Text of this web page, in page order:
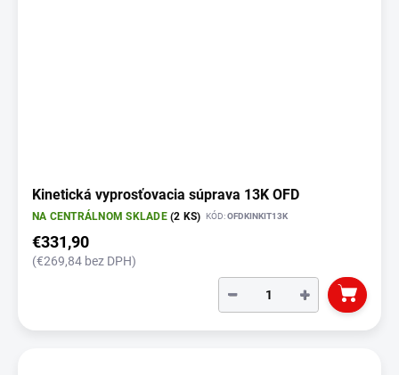
Kinetická vyprosťovacia súprava 13K OFD
NA CENTRÁLNOM SKLADE(2 KS) KÓD:OFDKINKIT13K
€331,90
(€269,84 bez DPH)
+
−